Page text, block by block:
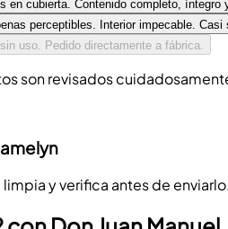
en cubierta. Contenido completo, íntegro
perceptibles. Interior impecable. Casi
uso. Pedido directamente a fábrica.
son revisados
y verifica antes de